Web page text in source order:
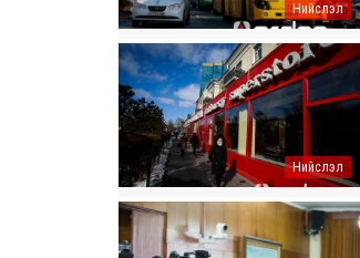
Нийслэл
Нийслэл